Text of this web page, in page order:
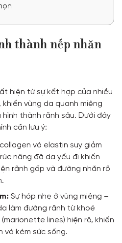
thành nếp nhăn
hiện từ sự kết hợp của nhiều
vùng da quanh miệng
thành rãnh sâu. Dưới đây
cần lưu ý:
collagen và elastin suy giảm
nâng đỡ da yếu đi khiến
rãnh gấp và đường nhăn rõ
Sự hóp nhẹ ở vùng miệng –
làm đường rãnh từ khoé
lines) hiện rõ, khiến
và kém sức sống.